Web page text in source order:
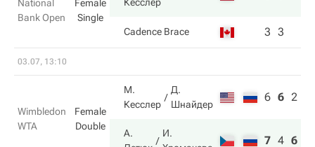
National
Bank Open
Female
Single
Cadence Brace 3 3
03.07, 13:10
Wimbledon
WTA
Female
Double
М.
Кесслер
Д.
Шнайдер
6 6 2
А.
И.
7 4 6